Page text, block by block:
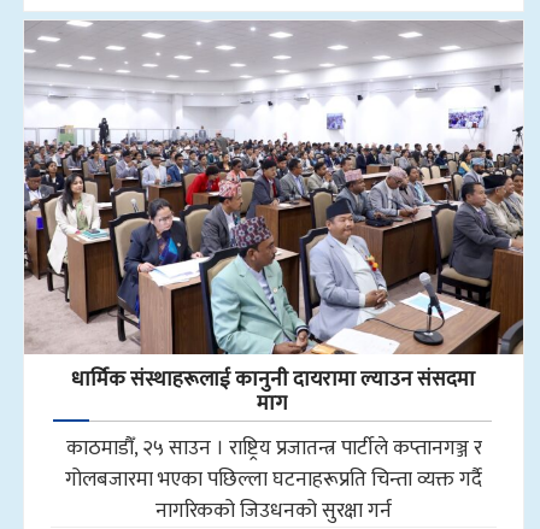
धार्मिक संस्थाहरूलाई कानुनी दायरामा ल्याउन संसदमा
माग
काठमाडौँ, २५ साउन । राष्ट्रिय प्रजातन्त्र पार्टीले कप्तानगञ्ज र
गोलबजारमा भएका पछिल्ला घटनाहरूप्रति चिन्ता व्यक्त गर्दै
नागरिकको जिउधनको सुरक्षा गर्न